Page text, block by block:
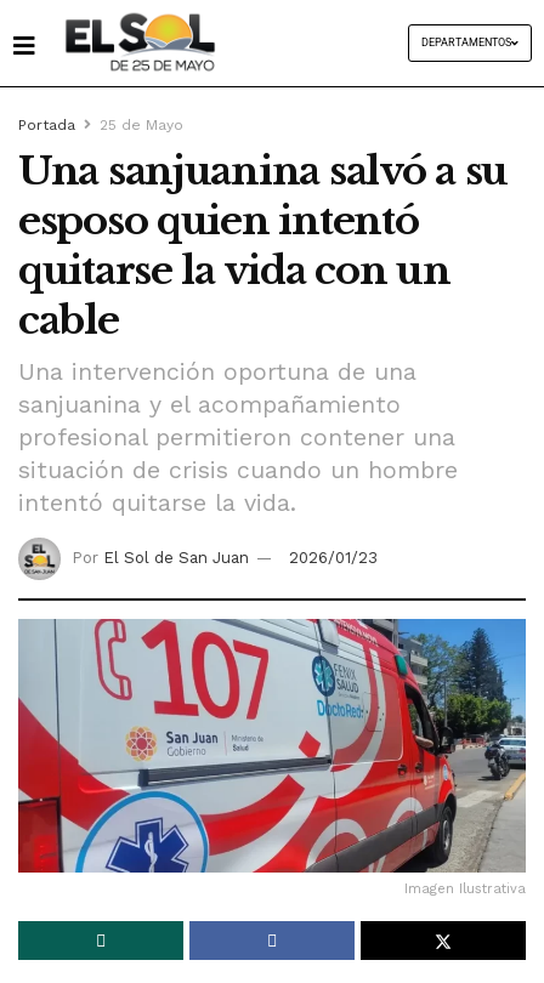
DEPARTAMENTOS
Portada 25 de Mayo
Una sanjuanina salvó a su
esposo quien intentó
quitarse la vida con un
cable
Una intervención oportuna de una
sanjuanina y el acompañamiento
profesional permitieron contener una
situación de crisis cuando un hombre
intentó quitarse la vida.
Por El Sol de San Juan 2026/01/23
Imagen Ilustrativa